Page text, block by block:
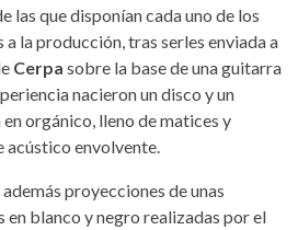
las que disponían cada uno de los
la producción, tras serles enviada a
Cerpa sobre la base de una guitarra
nacieron un disco y un
orgánico, lleno de matices y
envolvente.
proyecciones de unas
blanco y negro realizadas por el